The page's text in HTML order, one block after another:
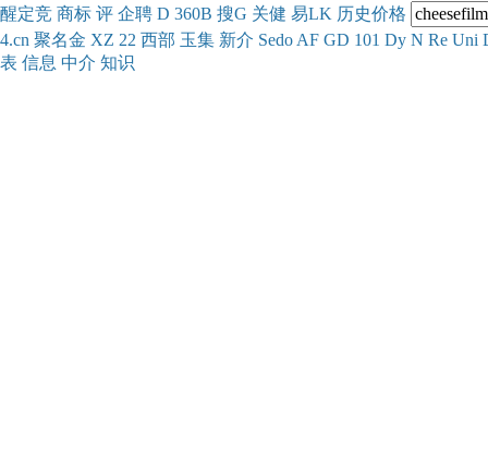
醒定竞 商标 评 企聘 D 360B 搜G 关健 易LK 历史价格
4.cn 聚名金 XZ 22 西部 玉集 新介 Sedo AF GD 101 Dy N Re Uni
表 信息 中介 知识